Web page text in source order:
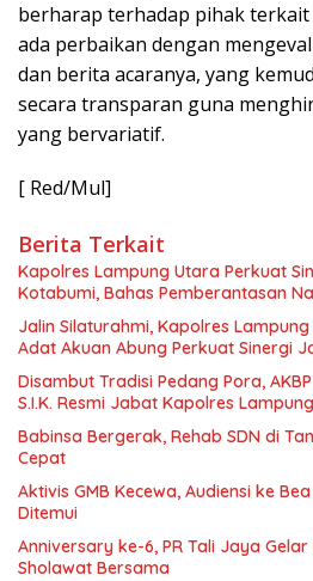
berharap terhadap pihak
ada perbaikan dengan
dan berita acaranya, yang
secara transparan guna
yang bervariatif.
[ Red/Mul]
Berita Terkait
Kapolres Lampung Utara Perkuat
Kotabumi, Bahas Pemberantasan
Jalin Silaturahmi, Kapolres
Adat Akuan Abung Perkuat Sinergi
Disambut Tradisi Pedang Pora,
S.I.K. Resmi Jabat Kapolres
Babinsa Bergerak, Rehab SDN di
Cepat
Aktivis GMB Kecewa, Audiensi ke
Ditemui
Anniversary ke-6, PR Tali Jaya
Sholawat Bersama